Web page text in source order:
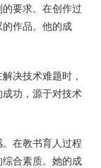
要求。在创作过
作品。他的成
决技术难题时，
功，源于对技术
在教书育人过程
合素质。她的成